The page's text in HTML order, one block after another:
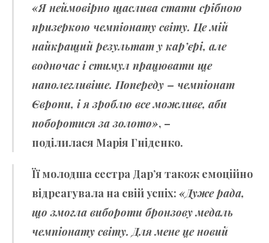
«Я неймовірно щаслива стати срібною
призеркою чемпіонату світу. Це мій
найкращий результат у кар’єрі, але
водночас і стимул працювати ще
наполегливіше. Попереду – чемпіонат
Європи, і я зроблю все можливе, аби
поборотися за золото», –
поділилася Марія Гніденко.
Її молодша сестра Дар’я також емоційно
відреагувала на свій успіх: «Дуже рада,
що змогла вибороти бронзову медаль
чемпіонату світу. Для мене це новий